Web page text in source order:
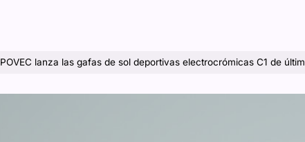
POVEC lanza las gafas de sol deportivas electrocrómicas C1 de última generación